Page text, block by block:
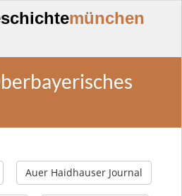
münchen
Auer Haidhauser Journal